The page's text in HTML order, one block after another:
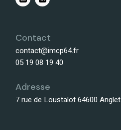
Contact
contact@imcp64.fr
05 19 08 19 40
Adresse
7 rue de Loustalot 64600 Anglet